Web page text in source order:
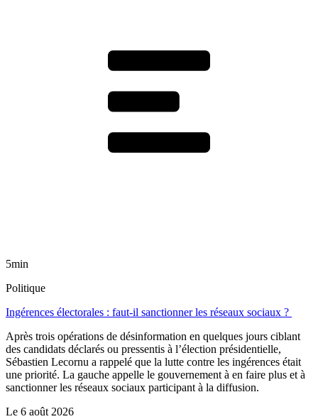
5min
Politique
Ingérences électorales : faut-il sanctionner les réseaux sociaux ?
Après trois opérations de désinformation en quelques jours ciblant
des candidats déclarés ou pressentis à l’élection présidentielle,
Sébastien Lecornu a rappelé que la lutte contre les ingérences était
une priorité. La gauche appelle le gouvernement à en faire plus et à
sanctionner les réseaux sociaux participant à la diffusion.
Le 6 août 2026